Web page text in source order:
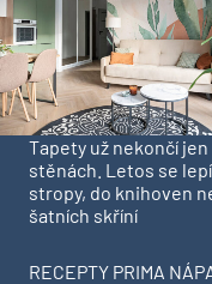
Tapety už nekončí jen
stěnách. Letos se
stropy, do knihoven
šatních skříní
RECEPTY PRIMA